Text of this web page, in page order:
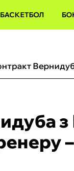
БАСКЕТБОЛ
з
–